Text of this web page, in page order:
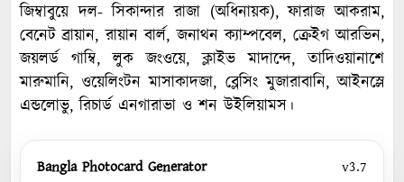
জিম্বাবুয়ে দল- সিকান্দার রাজা (অধিনায়ক), ফারাজ আকরাম,
বেনেট ব্রায়ান, রায়ান বার্ল, জনাথন ক্যাম্পবেল, ক্রেইগ আরভিন,
জয়লর্ড গাম্বি, লুক জংওয়ে, ক্লাইভ মাদান্দে, তাদিওয়ানাশে
মারুমানি, ওয়েলিংটন মাসাকাদজা, ব্লেসিং মুজারাবানি, আইনস্লে
এন্ডলোভু, রিচার্ড এনগারাভা ও শন উইলিয়ামস।
Bangla Photocard Generator
v3.7